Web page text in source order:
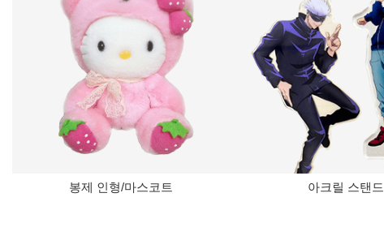
봉제 인형/마스코트 아크릴 스탠드